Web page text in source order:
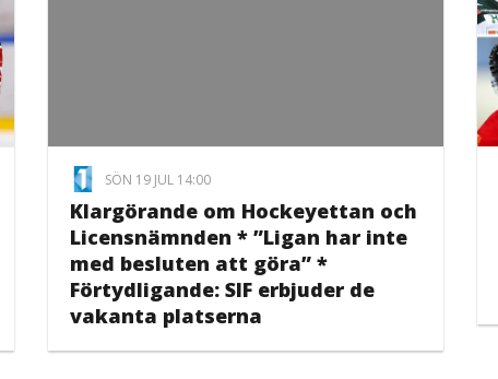
SÖN 19 JUL 14:00
Klargörande om Hockeyettan och
Licensnämnden * ”Ligan har inte
med besluten att göra” *
Förtydligande: SIF erbjuder de
vakanta platserna